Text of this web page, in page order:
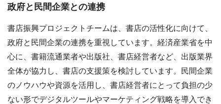
政府と民間企業との連携
書店振興プロジェクトチームは、書店の活性化に向けて、
政府と民間企業の連携を重視しています。経済産業省を中
心に、書籍流通業者や出版社、書店経営者など、出版業界
全体が協力し、書店の支援策を検討しています。民間企業
のノウハウや資源を活用し、書店経営者にとって負担の少
ない形でデジタルツールやマーケティング戦略を導入でき